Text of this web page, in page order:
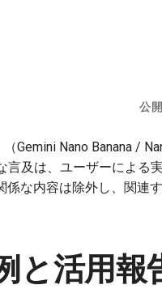
公
（Gemini Nano Banana /
及は、ユーザーによる
な内容は除外し、関連
と活用報